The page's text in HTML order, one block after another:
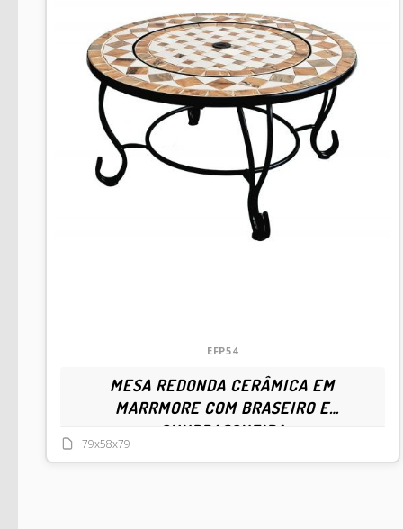
EFP54
MESA REDONDA CERÂMICA EM
MARRMORE COM BRASEIRO E
CHURRASQUEIRA
79x58x79